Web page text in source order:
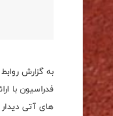
به گزارش
فدراسیون با
های آتی